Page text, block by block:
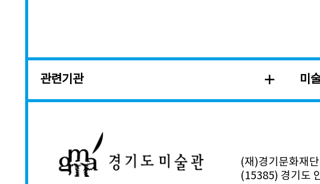
관련기관 미
(재)경기문화재
(15385) 경기도